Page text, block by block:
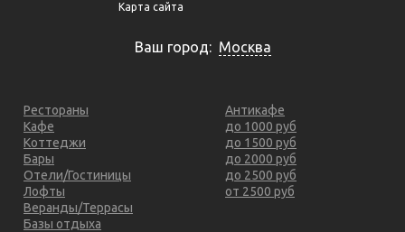
Карта сайта
Ваш город: Москва
Рестораны
Кафе
Коттеджи
Бары
Отели/Гостиницы
Лофты
Веранды/Террасы
Базы отдыха
Антикафе
до 1000 руб
до 1500 руб
до 2000 руб
до 2500 руб
от 2500 руб